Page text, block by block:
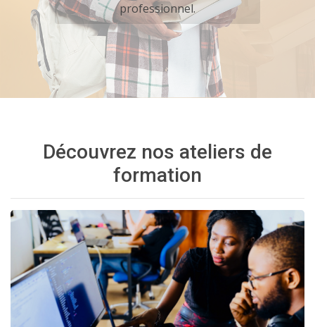
professionnel.
Découvrez nos ateliers de
formation